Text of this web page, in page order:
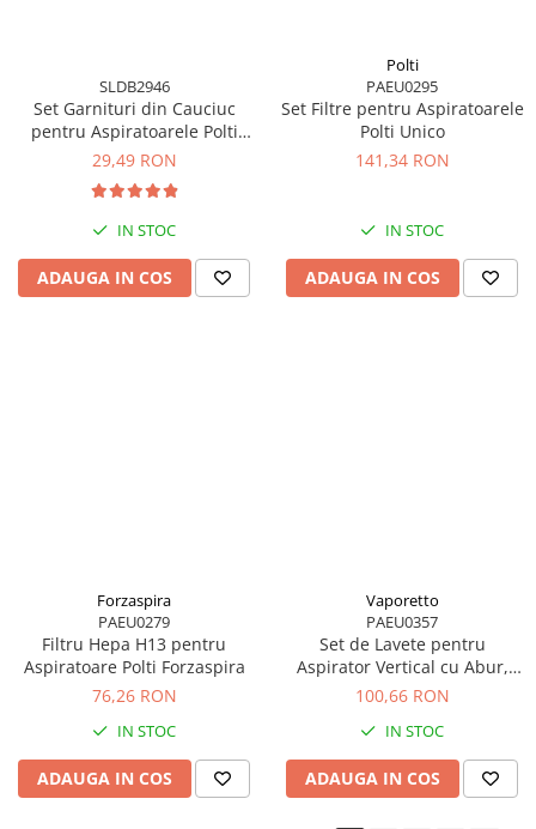
SLDB2946
Set Garnituri din Cauciuc
pentru Aspiratoarele Polti
Lecoaspira
29,49 RON
IN STOC
ADAUGA IN COS
Polti
PAEU0295
Set Filtre pentru Aspiratoarele
Polti Unico
141,34 RON
IN STOC
ADAUGA IN COS
Forzaspira
PAEU0279
Filtru Hepa H13 pentru
Aspiratoare Polti Forzaspira
76,26 RON
IN STOC
ADAUGA IN COS
Vaporetto
PAEU0357
Set de Lavete pentru
Aspirator Vertical cu Abur,
Multifunctional, Polti
100,66 RON
IN STOC
ADAUGA IN COS